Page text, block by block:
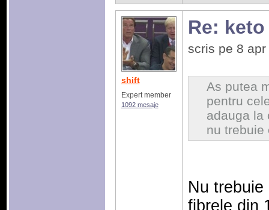
shift
Expert member
1092 mesaje
Re: keto
scris pe 8
As putea
pentru
adauga la
nu trebuie
Nu
fibrele din